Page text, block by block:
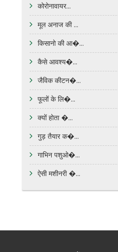
कोरोनावायर...
मूल अनाज की ...
किसानो की आ�...
कैसे आवश्य�...
जैविक कीटन�...
फूलों के लि�...
क्यों होता �...
गुड़ तैयार क�...
गाभिन पशुओ�...
ऐसी मशीनरी �...